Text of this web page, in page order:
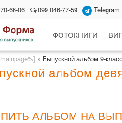
66-06 099 046-77-59 Telegram
ФОТОКНИГИ
» Выпускной альбом 9-класс
альбом
АЛЬБОМ НА